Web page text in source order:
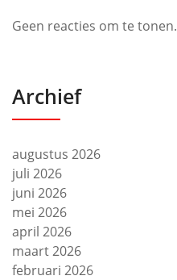
Geen reacties om te tonen.
Archief
augustus 2026
juli 2026
juni 2026
mei 2026
april 2026
maart 2026
februari 2026